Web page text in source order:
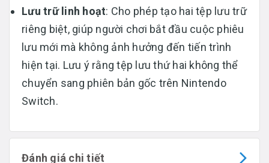
Lưu trữ linh hoạt: Cho phép tạo hai tệp lưu trữ
riêng biệt, giúp người chơi bắt đầu cuộc phiêu
lưu mới mà không ảnh hưởng đến tiến trình
hiện tại. Lưu ý rằng tệp lưu thứ hai không thể
chuyển sang phiên bản gốc trên Nintendo
Switch.
Đánh giá chi tiết